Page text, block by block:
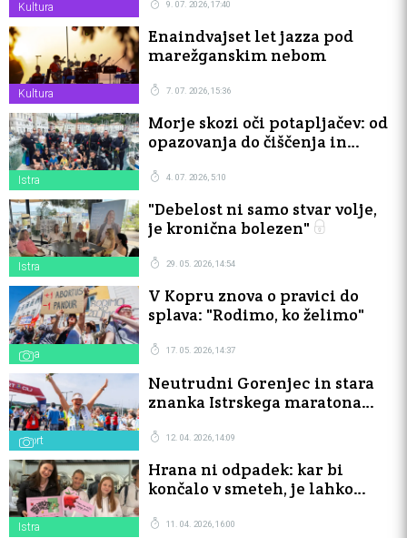
Kultura 9. 07. 2026, 17:40
Kultura
Enaindvajset let jazza pod
marežganskim nebom
7. 07. 2026, 15:36
Istra
Morje skozi oči potapljačev: od
opazovanja do čiščenja in
4. 07. 2026, 5:10
Istra
"Debelost ni samo stvar volje,
je kronična bolezen"
29. 05. 2026, 14:54
Istra
V Kopru znova o pravici do
splava: "Rodimo, ko želimo"
17. 05. 2026, 14:37
Šport
Neutrudni Gorenjec in stara
znanka Istrskega maratona
12. 04. 2026, 14:09
Istra
Hrana ni odpadek: kar bi
končalo v smeteh, je lahko
11. 04. 2026, 16:00